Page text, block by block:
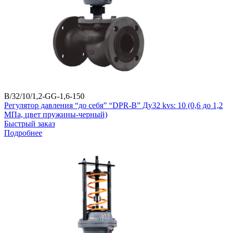
B/32/10/1,2-GG-1,6-150
Регулятор давления “до себя” “DPR-B” Ду32 kvs: 10 (0,6 до 1,2
МПа, цвет пружины-черный)
Быстрый заказ
Подробнее